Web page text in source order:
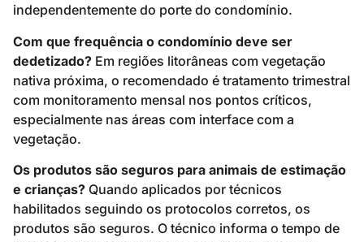
independentemente do porte do condomínio.
Com que frequência o condomínio deve ser
dedetizado? Em regiões litorâneas com vegetação
nativa próxima, o recomendado é tratamento trimestral
com monitoramento mensal nos pontos críticos,
especialmente nas áreas com interface com a
vegetação.
Os produtos são seguros para animais de estimação
e crianças? Quando aplicados por técnicos
habilitados seguindo os protocolos corretos, os
produtos são seguros. O técnico informa o tempo de